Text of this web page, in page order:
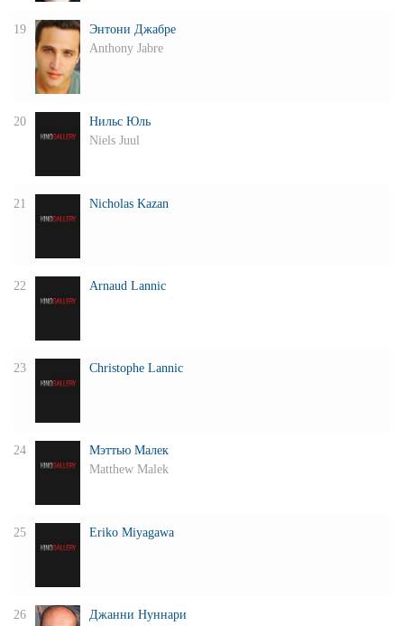
19
Энтони Джабре
Anthony Jabre
20
Нильс Юль
Niels Juul
21 Nicholas Kazan
22 Arnaud Lannic
23 Christophe Lannic
24
Мэттью Малек
Matthew Malek
25 Eriko Miyagawa
26
Джанни Нуннари